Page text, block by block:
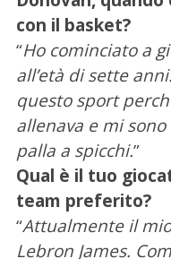
con il basket?
“Ho cominciato a
all’età di sette
questo sport
allenava e mi
palla a spicchi.”
Qual è il tuo
team preferito?
“Attualmente il
Lebron James.